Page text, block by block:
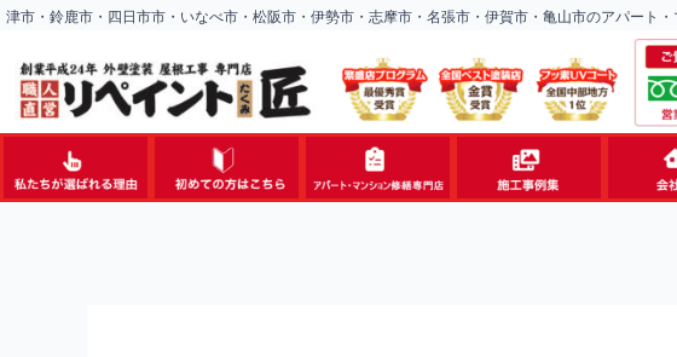
内
キ
ッ
プ
津市・鈴鹿市・四日市市・いなべ市・松阪市・伊勢市・志摩市・名張市・伊賀市・亀山市のアパート